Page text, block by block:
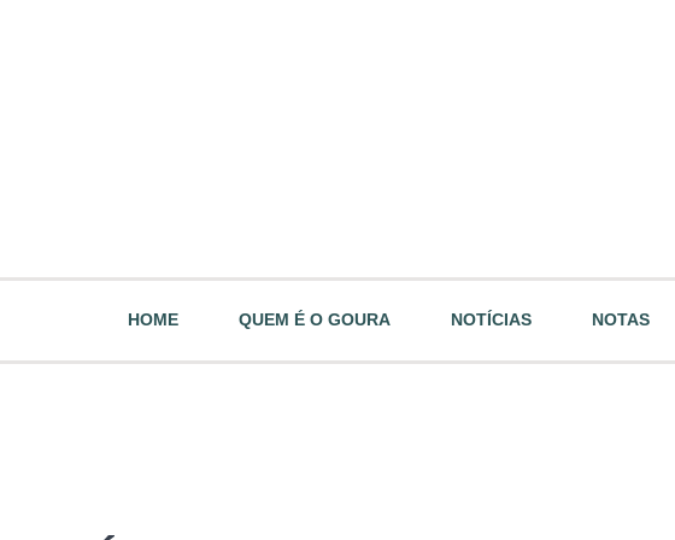
HOME QUEM É O GOURA NOTÍCIAS NOTAS